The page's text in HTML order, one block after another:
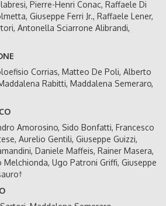
Pierre-Henri Conac, Raffaele Di
Giuseppe Ferri Jr., Raffaele Lener,
Antonella Sciarrone Alibrandi,
Corrias, Matteo De Poli, Alberto
Rabitti, Maddalena Semeraro,
Amorosino, Sido Bonfatti, Francesco
Aurelio Gentili, Giuseppe Guizzi,
Daniele Maffeis, Rainer Masera,
Ugo Patroni Griffi, Giuseppe